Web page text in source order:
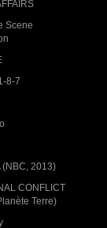
Scene
8-7
(NBC, 2013)
CONFLICT
Terre)